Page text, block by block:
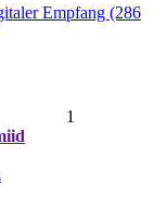
Empfang (286
1